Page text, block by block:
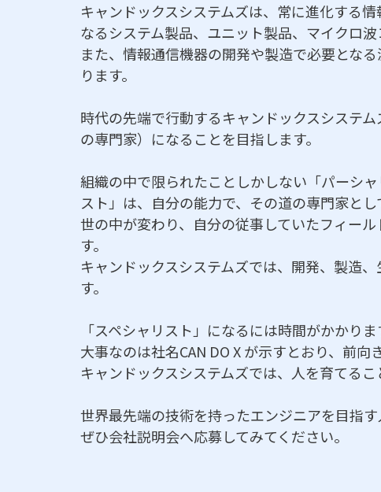
キャンドックスシステムズは、常に進化する
なるシステム製品、ユニット製品、マイクロ
また、情報通信機器の開発や製造で必要とな
ります。
時代の先端で行動するキャンドックスシステ
の専門家）になることを目指します。
組織の中で限られたことしかしない「パーシ
スト」は、自分の能力で、その道の専門家と
世の中が変わり、自分の従事していたフィー
す。
キャンドックスシステムズでは、開発、製造
す。
「スペシャリスト」になるには時間がかかり
大事なのは社名CAN DO X が示すとおり、前向
キャンドックスシステムズでは、人を育てる
世界最先端の技術を持ったエンジニアを目指
ぜひ会社説明会へ応募してみてください。